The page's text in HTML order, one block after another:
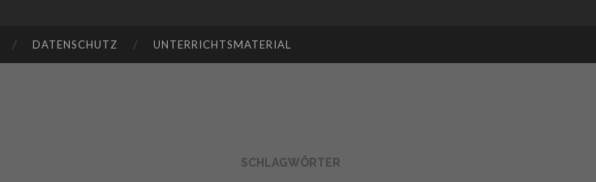
DATENSCHUTZ UNTERRICHTSMATERIAL
SCHLAGWÖRTER